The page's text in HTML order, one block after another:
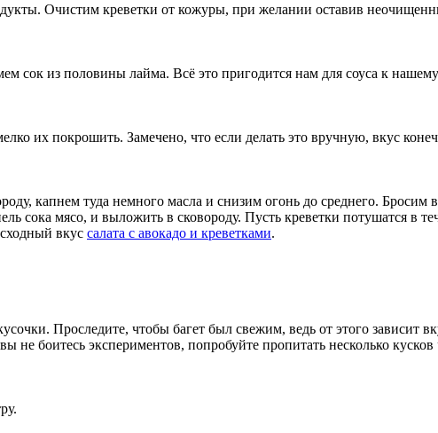
Очистим креветки от кожуры, при желании оставив
сок из половины лайма. Всё это пригодится нам для соуса к
их покрошить. Замечено, что если делать это вручную, вкус
капнем туда немного масла и снизим огонь до среднего.
сока мясо, и выложить в сковороду. Пусть креветки потушатся в
вкус салата с авокадо и креветками.
Проследите, чтобы багет был свежим, ведь от этого зависит
не боитесь экспериментов, попробуйте пропитать несколько